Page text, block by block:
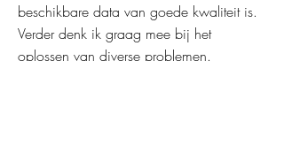
beschikbare data van goede kwaliteit is.
Verder denk ik graag mee bij het
oplossen van diverse problemen.